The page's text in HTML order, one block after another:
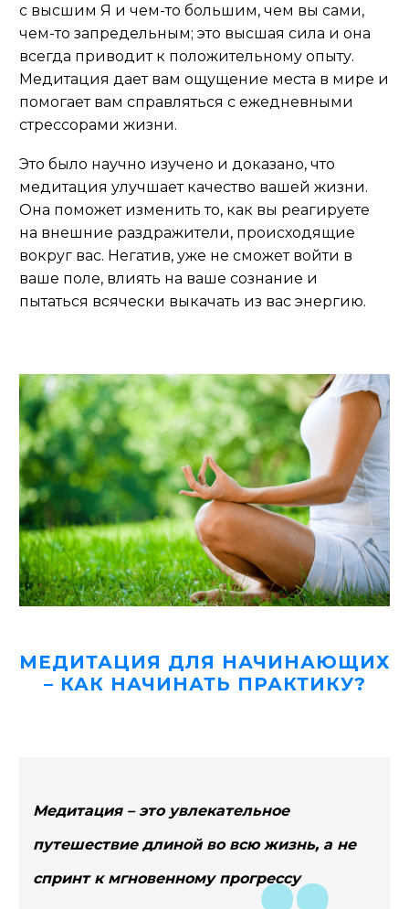
с высшим Я и чем-то большим, чем вы сами,
чем-то запредельным; это высшая сила и она
всегда приводит к положительному опыту.
Медитация дает вам ощущение места в мире и
помогает вам справляться с ежедневными
стрессорами жизни.
Это было научно изучено и доказано, что
медитация улучшает качество вашей жизни.
Она поможет изменить то, как вы реагируете
на внешние раздражители, происходящие
вокруг вас. Негатив, уже не сможет войти в
ваше поле, влиять на ваше сознание и
пытаться всячески выкачать из вас энергию.
МЕДИТАЦИЯ ДЛЯ НАЧИНАЮЩИХ
– КАК НАЧИНАТЬ ПРАКТИКУ?
Медитация – это увлекательное
путешествие длиной во всю жизнь, а не
спринт к мгновенному прогрессу